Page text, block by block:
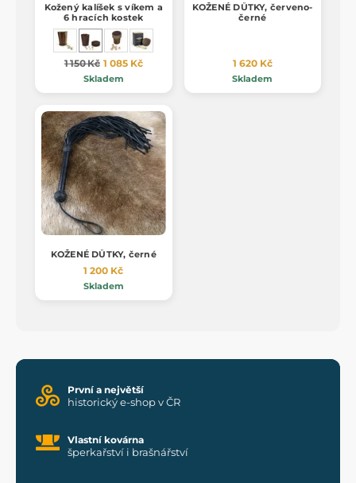
Kožený kalíšek s víkem a
6 hracích kostek
1 150 Kč 1 085 Kč
Skladem
KOŽENÉ DŮTKY, červeno-
černé
1 620 Kč
Skladem
KOŽENÉ DŮTKY, černé
1 200 Kč
Skladem
První a největší
historický e-shop v ČR
Vlastní kovárna
šperkařství i brašnářství